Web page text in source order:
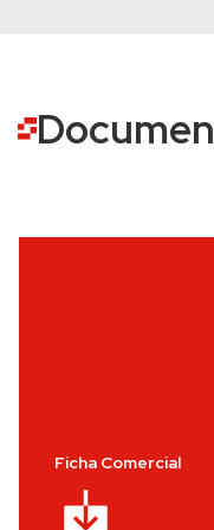
Ficha Comercial